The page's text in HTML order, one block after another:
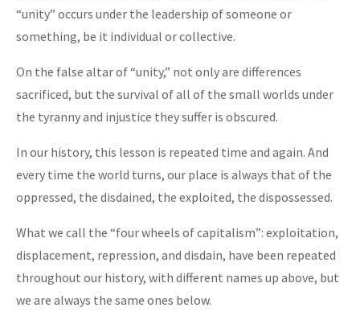
“unity” occurs under the leadership of someone or
something, be it individual or collective.
On the false altar of “unity,” not only are differences
sacrificed, but the survival of all of the small worlds under
the tyranny and injustice they suffer is obscured.
In our history, this lesson is repeated time and again. And
every time the world turns, our place is always that of the
oppressed, the disdained, the exploited, the dispossessed.
What we call the “four wheels of capitalism”: exploitation,
displacement, repression, and disdain, have been repeated
throughout our history, with different names up above, but
we are always the same ones below.